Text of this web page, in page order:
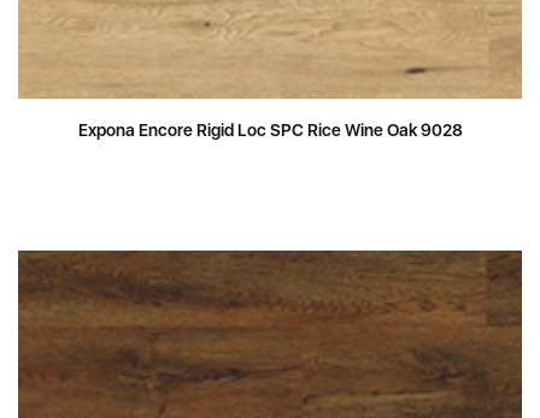
Expona Encore Rigid Loc SPC Rice Wine Oak 9028